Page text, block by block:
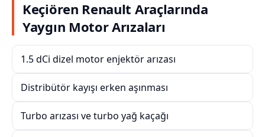
Keçiören Renault Araçlarında
Yaygın Motor Arızaları
1.5 dCi dizel motor enjektör arızası
Distribütör kayışı erken aşınması
Turbo arızası ve turbo yağ kaçağı